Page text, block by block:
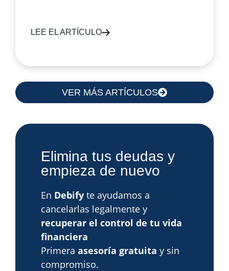
LEE EL ARTÍCULO
VER MÁS ARTÍCULOS
Elimina tus deudas y
empieza de nuevo
En Debify te ayudamos a
cancelarlas legalmente y
recuperar el control de tu vida
financiera
Primera asesoría gratuita y sin
compromiso.